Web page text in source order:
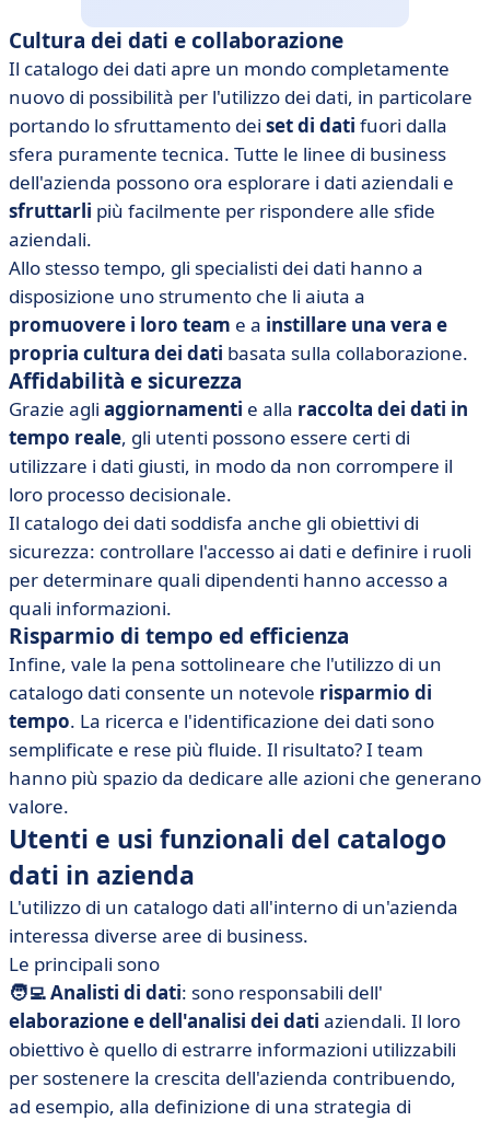
Cultura dei dati e collaborazione
Il catalogo dei dati apre un mondo completamente
nuovo di possibilità per l'utilizzo dei dati, in particolare
portando lo sfruttamento dei set di dati fuori dalla
sfera puramente tecnica. Tutte le linee di business
dell'azienda possono ora esplorare i dati aziendali e
sfruttarli più facilmente per rispondere alle sfide
aziendali.
Allo stesso tempo, gli specialisti dei dati hanno a
disposizione uno strumento che li aiuta a
promuovere i loro team e a instillare una vera e
propria cultura dei dati basata sulla collaborazione.
Affidabilità e sicurezza
Grazie agli aggiornamenti e alla raccolta dei dati in
tempo reale, gli utenti possono essere certi di
utilizzare i dati giusti, in modo da non corrompere il
loro processo decisionale.
Il catalogo dei dati soddisfa anche gli obiettivi di
sicurezza: controllare l'accesso ai dati e definire i ruoli
per determinare quali dipendenti hanno accesso a
quali informazioni.
Risparmio di tempo ed efficienza
Infine, vale la pena sottolineare che l'utilizzo di un
catalogo dati consente un notevole risparmio di
tempo. La ricerca e l'identificazione dei dati sono
semplificate e rese più fluide. Il risultato? I team
hanno più spazio da dedicare alle azioni che generano
valore.
Utenti e usi funzionali del catalogo
dati in azienda
L'utilizzo di un catalogo dati all'interno di un'azienda
interessa diverse aree di business.
Le principali sono
🧑‍💻 Analisti di dati: sono responsabili dell'
elaborazione e dell'analisi dei dati aziendali. Il loro
obiettivo è quello di estrarre informazioni utilizzabili
per sostenere la crescita dell'azienda contribuendo,
ad esempio, alla definizione di una strategia di